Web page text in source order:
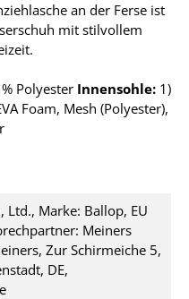
an der Ferse ist
mit stilvollem
Polyester Innensohle: 1)
Foam, Mesh (Polyester),
Ltd., Marke: Ballop, EU
Meiners
Zur Schirmeiche 5,
DE,